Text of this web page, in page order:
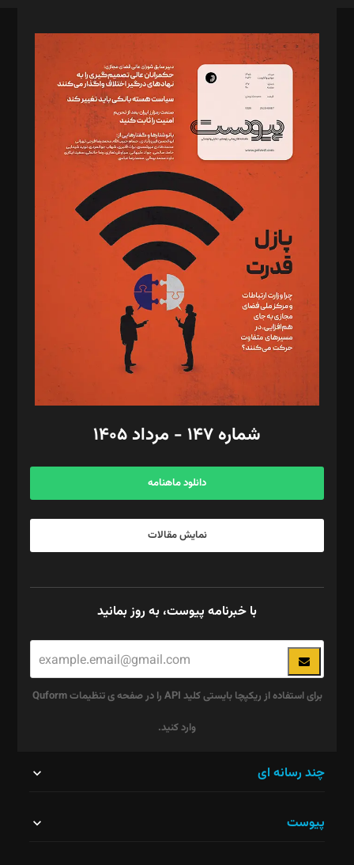
مدیر مسئول: محمدباقر اثنی‌عشری
سردبیر: مهرک محمودی
دبیر تحریریه: میثم قاسمی
د‌بیر ناداستان: سمانه سمیع
د‌بیر خدمت و تجارت: ابوالفضل رجبی
د‌بیر حقوق فناوری: حسام‌الدین ایپکچی
د‌بیر پیوست جهان: مینا پاکدل
د‌بیر تحریریه آنلاین: بابک نقاش
تحریریه‌: مجتبی محمود‌ی، آرش برهمند، یسنا امان‌پور، سروش کرمیان،
مصطفی مسجدی آرانی، ابوالفضل رجبی، زهرا فکرانه، فائزه فتحی
رستمی،مصطفی باستان
ویرایش: نگار استاد‌‌آقا
طراح یونیفرم: مجید توکلی
فیلمبرداری و عکاسی: امیر شفیعی، مانی لطفی زاده
گرافیک و صفحه‌آرایی: سید‌سبحان‌علی ثابت
مد‌یر توسعه تجاری: کامبیز برید‌
امور مالی: شاپور رهبری، محمد‌ کاظمی‌نیا
آگهی و مشترکین: ۰۹۱۹۹۹۹۰۴۵۴
شماره ۱۴۷ - مرداد ۱۴۰۵
دانلود ماهنامه
نمایش مقالات
با خبرنامه پیوست، به روز بمانید
برای استفاده از ریکپچا بایستی کلید API را در صفحه ی تنظیمات Quform
وارد کنید.
نباید
چند رسانه ای
پیوست